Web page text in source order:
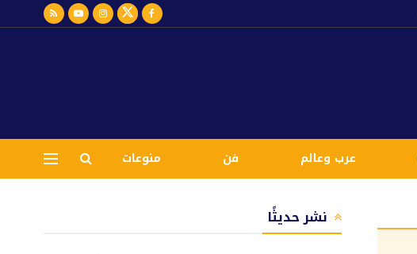
عرب وعالم فن منوعات
نشر حديثًا